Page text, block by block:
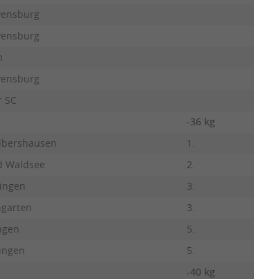
SC
-36 kg
1.
Waldsee 2.
3.
3.
5.
5.
-40 kg